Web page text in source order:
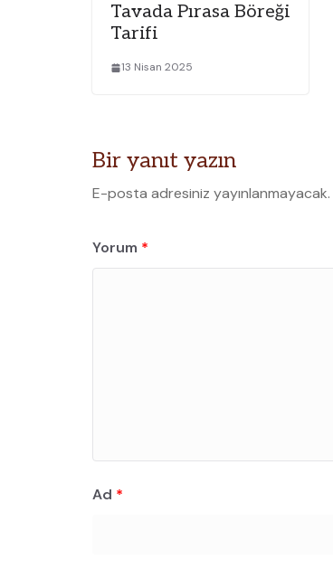
Tavada Pırasa Böreği
Tarifi
13 Nisan 2025
Bir yanıt yazın
E-posta adresiniz yayınlanmayacak.
Yorum *
Ad *